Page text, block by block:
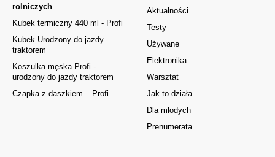
Aktualności
Testy
Używane
Elektronika
Warsztat
Jak to działa
Dla młodych
Prenumerata
rolniczych
Kubek termiczny 440 ml - Profi
Kubek Urodzony do jazdy
traktorem
Koszulka męska Profi -
urodzony do jazdy traktorem
Czapka z daszkiem – Profi